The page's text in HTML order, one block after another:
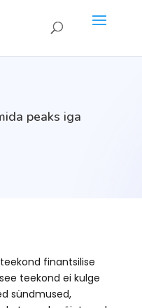
peaks iga
finantsilise
teekond ei kulge
sündmused,